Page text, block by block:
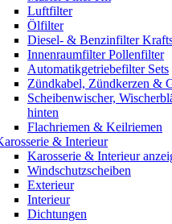
Luftfilter
Ölfilter
Diesel- & Benzinfilter
Innenraumfilter Pollenfilter
Automatikgetriebefilter Sets
Zündkabel, Zündkerzen &
Scheibenwischer,
hinten
Flachriemen & Keilriemen
& Interieur
Karosserie & Interieur
Windschutzscheiben
Exterieur
Interieur
Dichtungen